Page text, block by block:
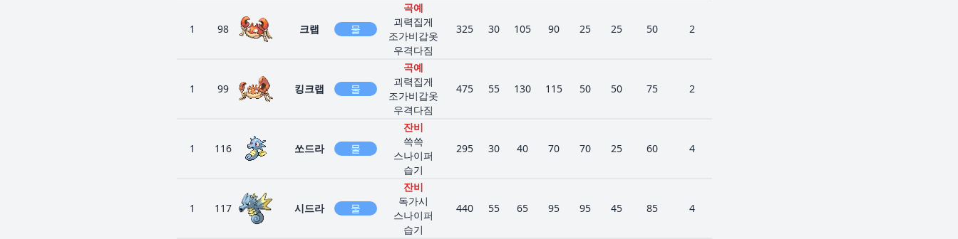
1 98 크랩 물
곡예
괴력집게
조가비갑옷
우격다짐
325 30 105 90 25 25 50 2
1 99 킹크랩 물
곡예
괴력집게
조가비갑옷
우격다짐
475 55 130 115 50 50 75 2
1 116 쏘드라 물
잔비
쓱쓱
스나이퍼
습기
295 30 40 70 70 25 60 4
1 117 시드라 물
잔비
독가시
스나이퍼
습기
440 55 65 95 95 45 85 4